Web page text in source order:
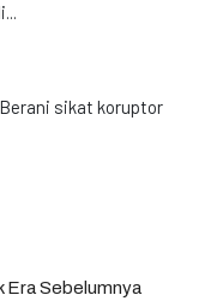
...
sikat koruptor
Era Sebelumnya